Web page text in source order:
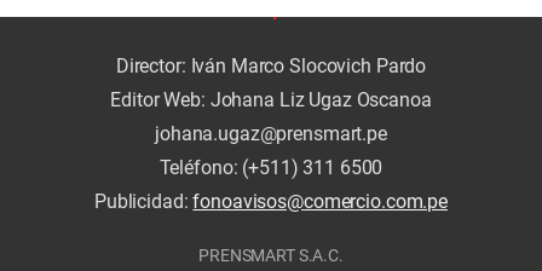
Director: Iván Marco Slocovich Pardo
Editor Web: Johana Liz Ugaz Oscanoa
johana.ugaz@prensmart.pe
Teléfono: (+511) 311 6500
Publicidad:fonoavisos@comercio.com.pe
PRENSMART S.A.C.